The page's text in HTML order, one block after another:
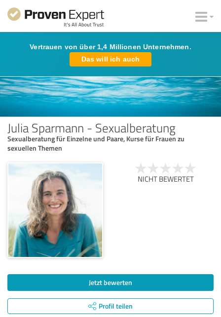
Vertrauen von über 1,4 Millionen Unternehmen.
Das will ich auch
Julia Sparmann - Sexualberatung
Sexualberatung für Einzelne und Paare, Kurse für Frauen zu
sexuellen Themen
NICHT BEWERTET
Jetzt bewerten
Profil teilen